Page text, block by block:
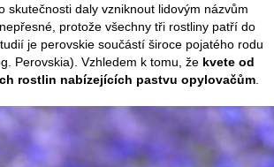
skutečnosti daly vzniknout lidovým názvům
protože všechny tři rostliny patří do
je perovskie součástí široce pojatého rodu
Perovskia). Vzhledem k tomu, že kvete od
rostlin nabízejících pastvu opylovačům